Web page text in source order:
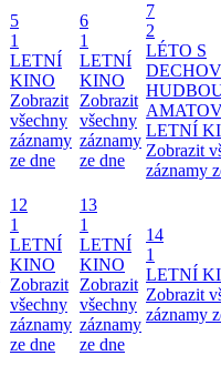
5
1
LETNÍ
KINO
Zobrazit
všechny
záznamy
ze dne
6
1
LETNÍ
KINO
Zobrazit
všechny
záznamy
ze dne
7
2
LÉTO S
LETNÍ
Zobrazit
záznamy
12
1
LETNÍ
KINO
Zobrazit
všechny
záznamy
ze dne
13
1
LETNÍ
KINO
Zobrazit
všechny
záznamy
ze dne
14
1
LETNÍ
Zobrazit
záznamy